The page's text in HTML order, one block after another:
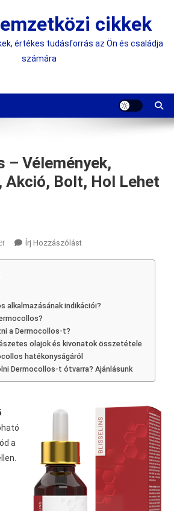
cikkek
értékes tudásforrás az Ön és családja
számára
– Vélemények,
Akció, Bolt, Hol Lehet
Írj HozzászólástOn
Hol
Lehet
Vásárolni
alkalmazásának indikációi?
a Dermocollos-t?
olajok és kivonatok összetétele
hatékonyságáról
Dermocollos-t ótvarra? Ajánlásunk
a